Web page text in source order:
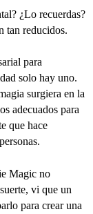
¿Lo recuerdas?
tan reducidos.
para
solo hay uno.
surgiera en la
adecuados para
que hace
Magic no
vi que un
para crear una